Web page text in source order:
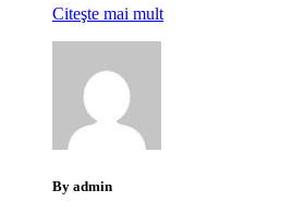
Citeşte mai mult
By admin